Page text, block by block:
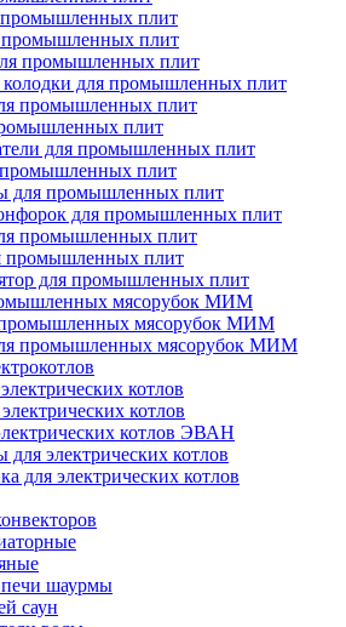
плит
плит
промышленных плит
для промышленных плит
промышленных плит
плит
для промышленных плит
плит
для промышленных плит
для промышленных плит
промышленных плит
промышленных плит
для промышленных плит
мясорубок МИМ
мясорубок МИМ
промышленных мясорубок МИМ
котлов
котлов
котлов ЭВАН
для электрических котлов
для электрических котлов
шаурмы
саун